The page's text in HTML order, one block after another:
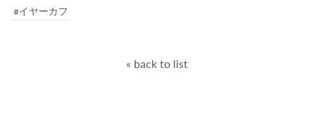
#イヤーカフ
« back to list